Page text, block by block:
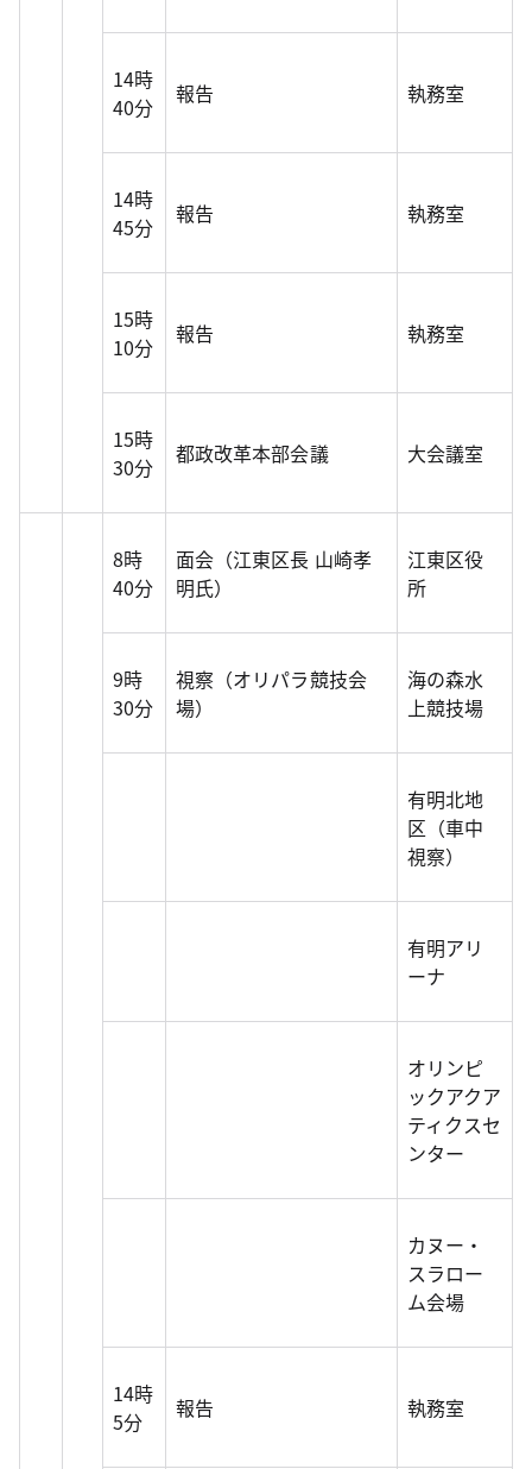
14時
40分
報告 執務室
14時
45分
報告 執務室
15時
10分
報告 執務室
15時
30分
都政改革本部会議 大会議室
8時
40分
面会（江東区長 山崎孝
明氏）
江東区役
所
9時
30分
視察（オリパラ競技会
場）
海の森水
上競技場
有明北地
区（車中
視察）
有明アリ
ーナ
オリンピ
ックアクア
ティクスセ
ンター
カヌー・
スラロー
ム会場
14時
5分
報告 執務室